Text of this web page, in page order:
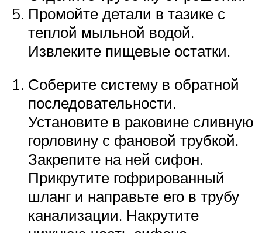
Промойте детали в тазике с
теплой мыльной водой.
Извлеките пищевые остатки.
Соберите систему в обратной
последовательности.
Установите в раковине сливную
горловину с фановой трубкой.
Закрепите на ней сифон.
Прикрутите гофрированный
шланг и направьте его в трубу
канализации. Накрутите